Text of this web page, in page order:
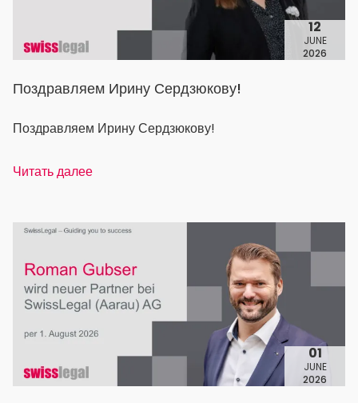
12
JUNE
2026
Поздравляем Ирину Сердзюкову!
Поздравляем Ирину Сердзюкову!
Читать далее
01
JUNE
2026